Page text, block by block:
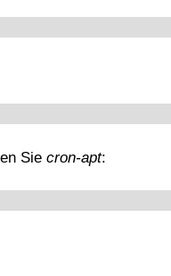
Sie cron-apt: